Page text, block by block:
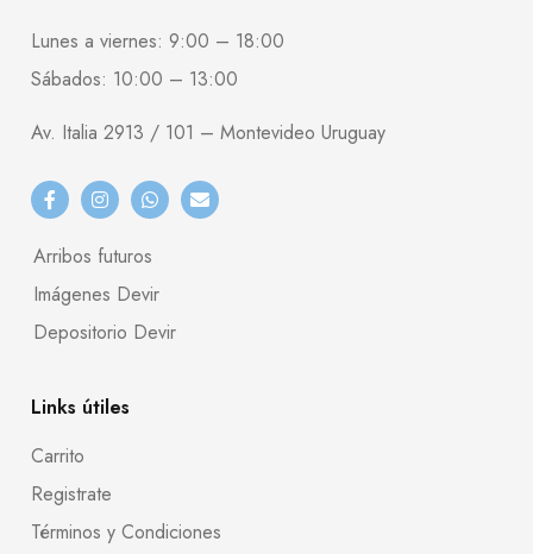
Lunes a viernes: 9:00 – 18:00
Sábados: 10:00 – 13:00
Av. Italia 2913 / 101 – Montevideo Uruguay
Arribos futuros
Imágenes Devir
Depositorio Devir
Links útiles
Carrito
Registrate
Términos y Condiciones